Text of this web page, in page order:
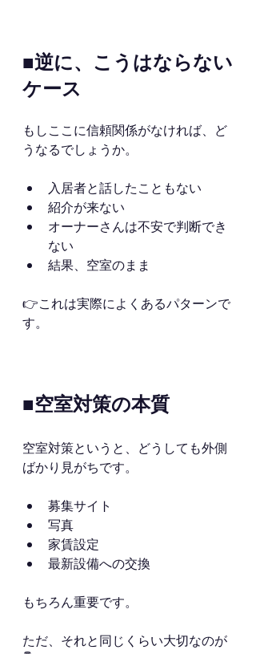
■逆に、こうはならない
ケース
もしここに信頼関係がなければ、ど
うなるでしょうか。
入居者と話したこともない
紹介が来ない
オーナーさんは不安で判断でき
ない
結果、空室のまま
👉これは実際によくあるパターンで
す。
■空室対策の本質
空室対策というと、どうしても外側
ばかり見がちです。
募集サイト
写真
家賃設定
最新設備への交換
もちろん重要です。
ただ、それと同じくらい大切なのが